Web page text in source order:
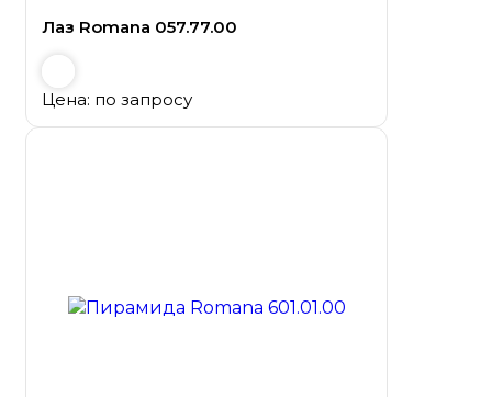
Лаз Romana 057.77.00
Цена: по запросу